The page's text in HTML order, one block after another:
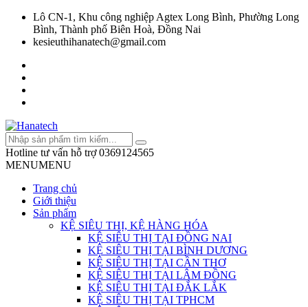
Lô CN-1, Khu công nghiệp Agtex Long Bình, Phường Long
Bình, Thành phố Biên Hoà, Đồng Nai
kesieuthihanatech@gmail.com
Hotline tư vấn hỗ trợ 0369124565
MENUMENU
Trang chủ
Giới thiệu
Sản phẩm
KỆ SIÊU THỊ, KỆ HÀNG HÓA
KỆ SIÊU THỊ TẠI ĐỒNG NAI
KỆ SIÊU THỊ TẠI BÌNH DƯƠNG
KỆ SIÊU THỊ TẠI CẦN THƠ
KỆ SIÊU THỊ TẠI LÂM ĐỒNG
KỆ SIÊU THỊ TẠI ĐẮK LẮK
KỆ SIÊU THỊ TẠI TPHCM